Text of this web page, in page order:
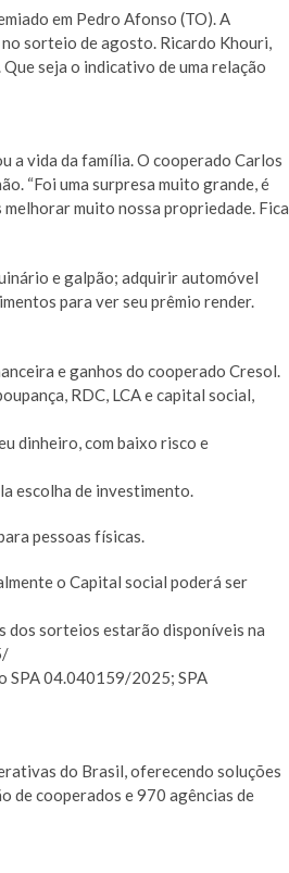
em Pedro Afonso (TO). A
sorteio de agosto. Ricardo Khouri,
seja o indicativo de uma relação
a vida da família. O cooperado Carlos
“Foi uma surpresa muito grande, é
muito nossa propriedade. Fica
e galpão; adquirir automóvel
para ver seu prêmio render.
e ganhos do cooperado Cresol.
RDC, LCA e capital social,
dinheiro, com baixo risco e
escolha de investimento.
pessoas físicas.
o Capital social poderá ser
dos sorteios estarão disponíveis na
SPA 04.040159/2025; SPA
do Brasil, oferecendo soluções
de cooperados e 970 agências de